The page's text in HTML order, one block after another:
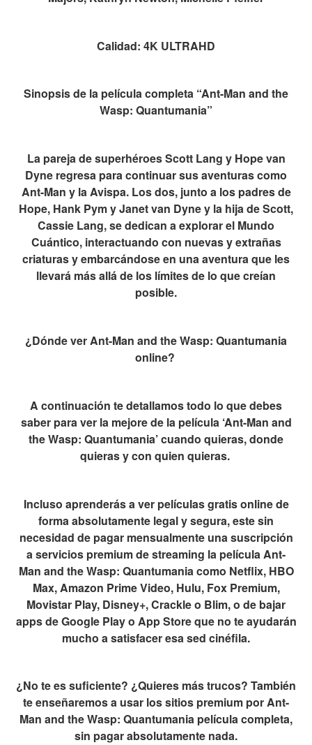
Calidad: 4K ULTRAHD
Sinopsis de la película completa “Ant-Man and the
Wasp: Quantumania”
La pareja de superhéroes Scott Lang y Hope van
Dyne regresa para continuar sus aventuras como
Ant-Man y la Avispa. Los dos, junto a los padres de
Hope, Hank Pym y Janet van Dyne y la hija de Scott,
Cassie Lang, se dedican a explorar el Mundo
Cuántico, interactuando con nuevas y extrañas
criaturas y embarcándose en una aventura que les
llevará más allá de los límites de lo que creían
posible.
¿Dónde ver Ant-Man and the Wasp: Quantumania
online?
A continuación te detallamos todo lo que debes
saber para ver la mejore de la película ‘Ant-Man and
the Wasp: Quantumania’ cuando quieras, donde
quieras y con quien quieras.
Incluso aprenderás a ver películas gratis online de
forma absolutamente legal y segura, este sin
necesidad de pagar mensualmente una suscripción
a servicios premium de streaming la película Ant-
Man and the Wasp: Quantumania como Netflix, HBO
Max, Amazon Prime Video, Hulu, Fox Premium,
Movistar Play, Disney+, Crackle o Blim, o de bajar
apps de Google Play o App Store que no te ayudarán
mucho a satisfacer esa sed cinéfila.
¿No te es suficiente? ¿Quieres más trucos? También
te enseñaremos a usar los sitios premium por Ant-
Man and the Wasp: Quantumania película completa,
sin pagar absolutamente nada.